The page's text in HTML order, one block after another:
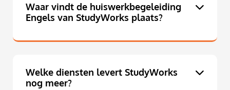
Waar vindt de huiswerkbegeleiding
Engels van StudyWorks plaats?
Welke diensten levert StudyWorks
nog meer?